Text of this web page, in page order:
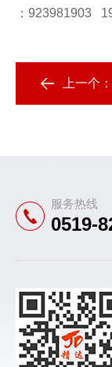
： 923981903
上一个：
服务热线
0519-